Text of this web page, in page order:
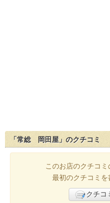
「常総 岡田屋」のクチコミ
このお店のクチコミ
最初のクチコミを
クチコ